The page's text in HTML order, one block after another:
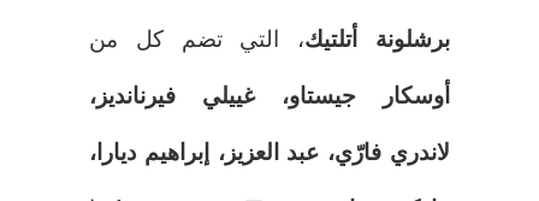
برشلونة أتلتيك، التي تضم كل من
أوسكار جيستاو، غييلي فيرنانديز،
لاندري فارّي، عبد العزيز، إبراهيم ديارا،